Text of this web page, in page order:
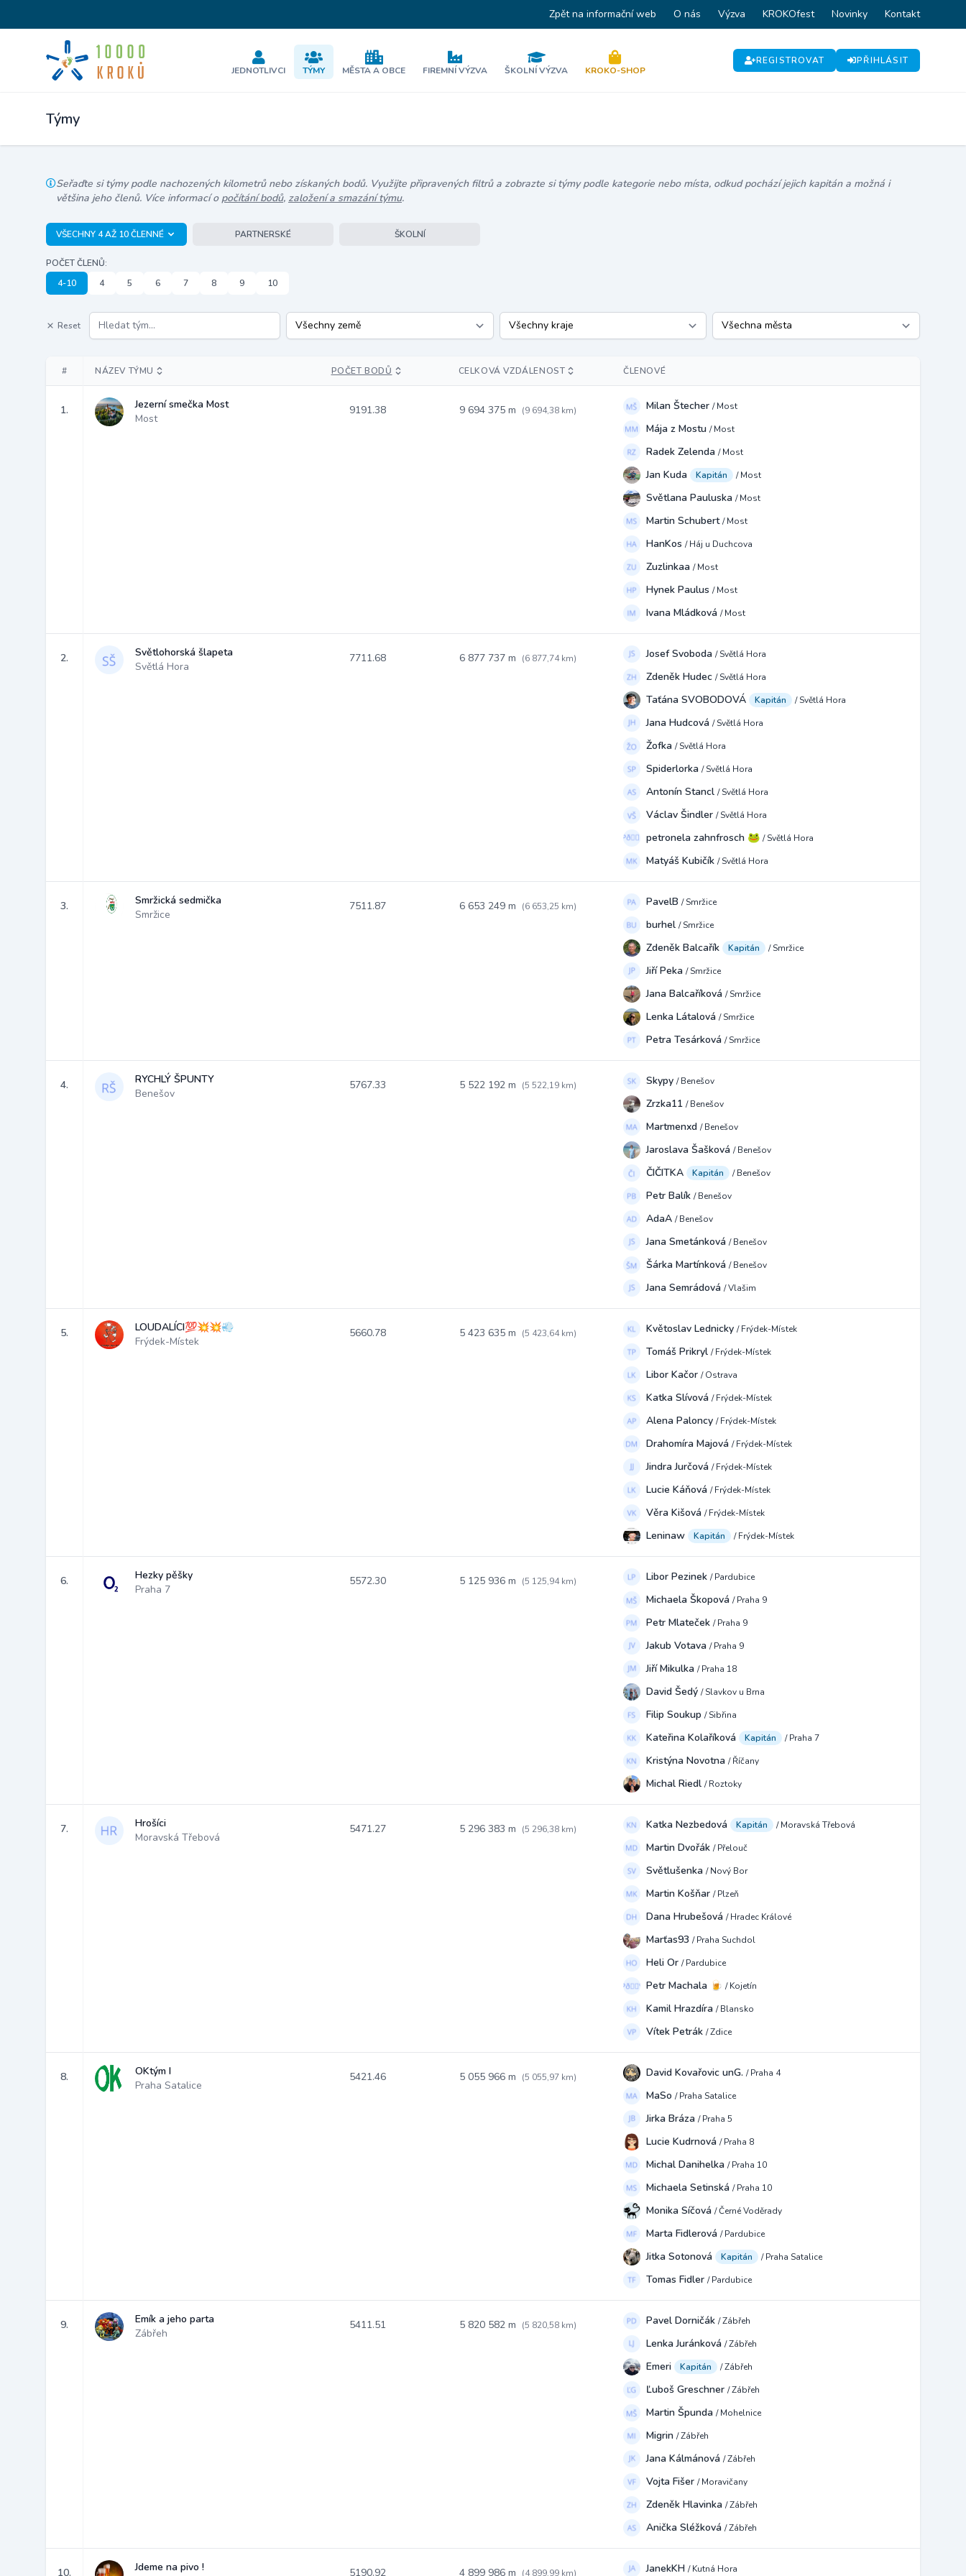
Zpět na informační web O nás Výzva KROKOfest Novinky Kontakt
JEDNOTLIVCI TÝMY MĚSTA A OBCE FIREMNÍ VÝZVA ŠKOLNÍ VÝZVA KROKO-SHOP
REGISTROVAT PŘIHLÁSIT
Týmy
Seřaďte si týmy podle nachozených kilometrů nebo získaných bodů. Využijte připravených filtrů a zobrazte si týmy podle kategorie nebo místa, odkud pochází jejich kapitán a možná i
většina jeho členů. Více informací o počítání bodů, založení a smazání týmu.
VŠECHNY 4 AŽ 10 ČLENNÉ PARTNERSKÉ ŠKOLNÍ
POČET ČLENŮ:
4-10
4 5 6 7 8 9 10
Reset
# NÁZEV TÝMU POČET BODŮ CELKOVÁ VZDÁLENOST ČLENOVÉ
1.
Jezerní smečka Most
Most
9191.38 9 694 375 m (9 694,38 km) Milan Štecher / Most
Mája z Mostu / Most
Radek Zelenda / Most
Jan Kuda Kapitán / Most
Světlana Pauluska / Most
Martin Schubert/ Most
HanKos / Háj u Duchcova
Zuzlinkaa / Most
Hynek Paulus / Most
Ivana Mládková / Most
2.
Světlohorská šlapeta
Světlá Hora
7711.68 6 877 737 m (6 877,74 km) Josef Svoboda / Světlá Hora
Zdeněk Hudec / Světlá Hora
Taťána SVOBODOVÁ Kapitán / Světlá Hora
Jana Hudcová / Světlá Hora
Žofka / Světlá Hora
Spiderlorka / Světlá Hora
Antonín Stancl / Světlá Hora
Václav Šindler / Světlá Hora
petronela zahnfrosch 🐸 / Světlá Hora
Matyáš Kubičík / Světlá Hora
3.
Smržická sedmička
Smržice
7511.87 6 653 249 m (6 653,25 km) PavelB / Smržice
burhel / Smržice
Zdeněk Balcařík Kapitán / Smržice
Jiří Peka / Smržice
Jana Balcaříková / Smržice
Lenka Látalová / Smržice
Petra Tesárková / Smržice
4.
RYCHLÝ ŠPUNTY
Benešov
5767.33 5 522 192 m (5 522,19 km) Skypy / Benešov
Zrzka11 / Benešov
Martmenxd / Benešov
Jaroslava Šašková / Benešov
ČIČITKA Kapitán / Benešov
Petr Balík / Benešov
AdaA / Benešov
Jana Smetánková / Benešov
Šárka Martínková / Benešov
Jana Semrádová / Vlašim
5.
LOUDALÍCI💯💥💥💨
Frýdek-Místek
5660.78 5 423 635 m (5 423,64 km) Květoslav Lednicky / Frýdek-Místek
Tomáš Prikryl / Frýdek-Místek
Libor Kačor / Ostrava
Katka Slívová / Frýdek-Místek
Alena Paloncy / Frýdek-Místek
Drahomíra Majová / Frýdek-Místek
Jindra Jurčová / Frýdek-Místek
Lucie Káňová / Frýdek-Místek
Věra Kišová / Frýdek-Místek
Leninaw Kapitán / Frýdek-Místek
6.
Hezky pěšky
Praha 7
5572.30 5 125 936 m (5 125,94 km) Libor Pezinek / Pardubice
Michaela Škopová / Praha 9
Petr Mlateček / Praha 9
Jakub Votava / Praha 9
Jiří Mikulka / Praha 18
David Šedý / Slavkov u Brna
Filip Soukup / Sibřina
Kateřina Kolaříková Kapitán / Praha 7
Kristýna Novotna / Říčany
Michal Riedl / Roztoky
7.
Hrošíci
Moravská Třebová
5471.27 5 296 383 m (5 296,38 km) Katka Nezbedová Kapitán / Moravská Třebová
Martin Dvořák / Přelouč
Světlušenka / Nový Bor
Martin Košňar / Plzeň
Dana Hrubešová / Hradec Králové
Marťas93 / Praha Suchdol
Heli Or / Pardubice
Petr Machala 🍺 / Kojetín
Kamil Hrazdíra / Blansko
Vítek Petrák / Zdice
8.
OKtým I
Praha Satalice
5421.46 5 055 966 m (5 055,97 km) David Kovařovic unG. / Praha 4
MaSo / Praha Satalice
Jirka Bráza / Praha 5
Lucie Kudrnová / Praha 8
Michal Danihelka / Praha 10
Michaela Setinská / Praha 10
Monika Síčová / Černé Voděrady
Marta Fidlerová / Pardubice
Jitka Sotonová Kapitán / Praha Satalice
Tomas Fidler / Pardubice
9.
Emík a jeho parta
Zábřeh
5411.51 5 820 582 m (5 820,58 km) Pavel Dorničák / Zábřeh
Lenka Juránková / Zábřeh
Emeri Kapitán / Zábřeh
Ľuboš Greschner / Zábřeh
Martin Špunda / Mohelnice
Migrin / Zábřeh
Jana Kálmánová / Zábřeh
Vojta Fišer / Moravičany
Zdeněk Hlavinka / Zábřeh
Anička Sléžková / Zábřeh
10.
Jdeme na pivo !
5190.92 4 899 986 m (4 899,99 km) JanekKH / Kutná Hora